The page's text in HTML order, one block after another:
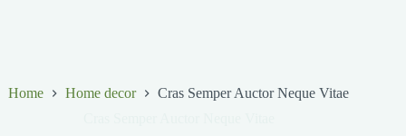
Home Home decor
Cras Semper Auctor Neque Vitae